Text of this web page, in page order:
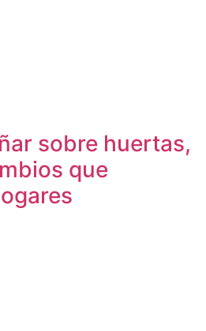
sobre huertas,
que